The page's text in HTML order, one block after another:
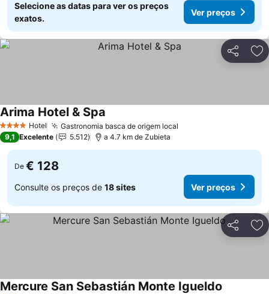
Selecione as datas para ver os preços
exatos.
Ver preços
Partilhar
4 EstrelasHotel Gastronomia basca de origem local
Arima Hotel & Spa
9,1 Excelente 5.512 a 4.7 km de Zubieta
De € 128
Consulte os preços de 18 sites Ver preços
Partilhar
Mercure San Sebastián Monte Igueldo